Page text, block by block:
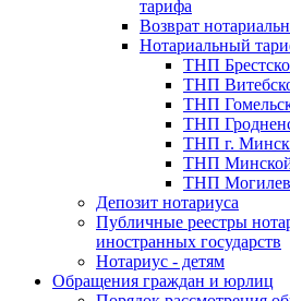
тарифа
Возврат
Нотариальный
ТНП
ТНП
ТНП
ТНП
ТНП г.
ТНП Минской
ТНП
Депозит нотариуса
Публичные реестры
иностранных государств
Нотариус - детям
Обращения граждан и юрлиц